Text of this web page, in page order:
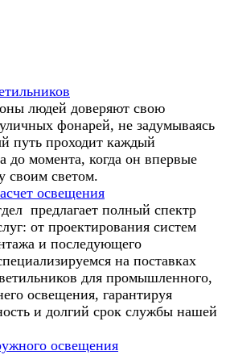
людей доверяют свою
фонарей, не задумываясь
путь проходит каждый
до момента, когда он впервые
своим светом.
освещения
предлагает полный спектр
от проектирования систем
и последующего
на поставках
для промышленного,
освещения, гарантируя
и долгий срок службы нашей
освещения